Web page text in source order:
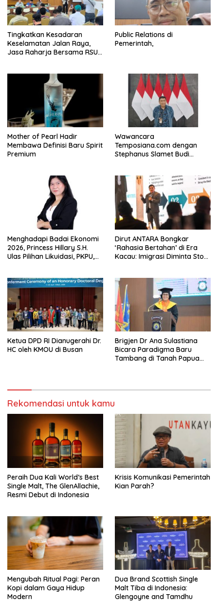
Tingkatkan Kesadaran
Keselamatan Jalan Raya,
Jasa Raharja Bersama RSU
Komprehensif di Jagakarsa
Public Relations di
Pemerintah,
Mother of Pearl Hadir
Membawa Definisi Baru Spirit
Premium
Wawancara
Temposiana.com dengan
Stephanus Slamet Budi
Menghadapi Badai Ekonomi
2026, Princess Hillary S.H.
Ulas Pilihan Likuidasi, PKPU,
Dirut ANTARA Bongkar
‘Rahasia Bertahan’ di Era
Kacau: Imigrasi Diminta Stop
Ketua DPD RI Dianugerahi Dr.
HC oleh KMOU di Busan
Brigjen Dr Ana Sulastiana
Bicara Paradigma Baru
Tambang di Tanah Papua
Rekomendasi untuk kamu
Peraih Dua Kali World’s Best
Single Malt, The GlenAllachie,
Resmi Debut di Indonesia
Krisis Komunikasi Pemerintah
Kian Parah?
Mengubah Ritual Pagi: Peran
Kopi dalam Gaya Hidup
Modern
Dua Brand Scottish Single
Malt Tiba di Indonesia:
Glengoyne and Tamdhu